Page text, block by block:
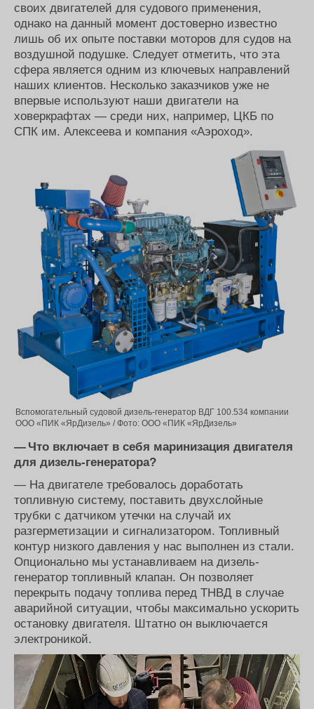
своих двигателей для судового применения,
однако на данный момент достоверно известно
лишь об их опыте поставки моторов для судов на
воздушной подушке. Следует отметить, что эта
сфера является одним из ключевых направлений
наших клиентов. Несколько заказчиков уже не
впервые используют наши двигатели на
ховеркрафтах — среди них, например, ЦКБ по
СПК им. Алексеева и компания «Аэроход».
Вспомогательный судовой дизель-генератор ВДГ 100.534 компании
ООО «ПИК «ЯрДизель» / Фото: ООО «ПИК «ЯрДизель»
— Что включает в себя маринизация двигателя
для дизель-генератора?
— На двигателе требовалось доработать
топливную систему, поставить двухслойные
трубки с датчиком утечки на случай их
разгерметизации и сигнализатором. Топливный
контур низкого давления у нас выполнен из стали.
Опционально мы устанавливаем на дизель-
генератор топливный клапан. Он позволяет
перекрыть подачу топлива перед ТНВД в случае
аварийной ситуации, чтобы максимально ускорить
остановку двигателя. Штатно он выключается
электроникой.